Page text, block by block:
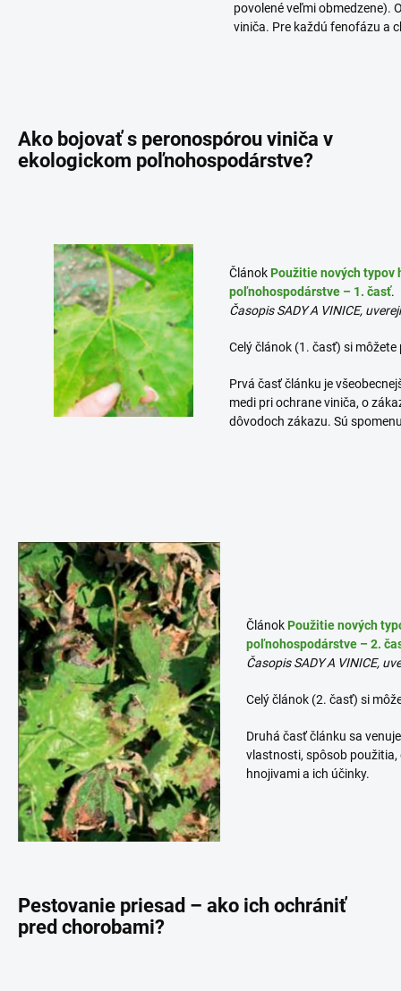
povolené veľmi obmedzene).
viniča. Pre každú fenofázu a
Ako bojovať s peronospórou viniča v
ekologickom poľnohospodárstve?
ČlánokPoužitie nových typov
poľnohospodárstve – 1. časť.
Časopis SADY A VINICE,
Celý článok (1. časť) si
Prvá časť článku je
medi pri ochrane viniča, o
dôvodoch zákazu. Sú
ČlánokPoužitie nových
poľnohospodárstve – 2.
Časopis SADY A VINICE,
Celý článok (2. časť) si
Druhá časť článku sa
vlastnosti, spôsob
hnojivami a ich účinky.
Pestovanie priesad – ako ich ochrániť
pred chorobami?